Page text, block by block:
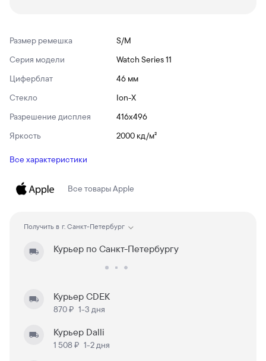
Размер ремешка
S/M
Серия модели
Watch Series 11
Циферблат
46 мм
Стекло
Ion-X
Разрешение дисплея
416x496
Яркость
2000 кд/ м²
Все характеристики
Все товарыApple
Получить в г. Санкт-Петербург
Курьер по Санкт-Петербургу
Курьер CDEK
870 ₽ 1-3 дня
Курьер Dalli
1 508 ₽ 1-2 дня